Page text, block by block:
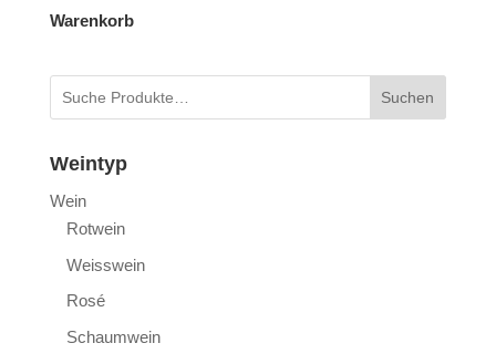
Warenkorb
Suchen
Weintyp
Wein
Rotwein
Weisswein
Rosé
Schaumwein